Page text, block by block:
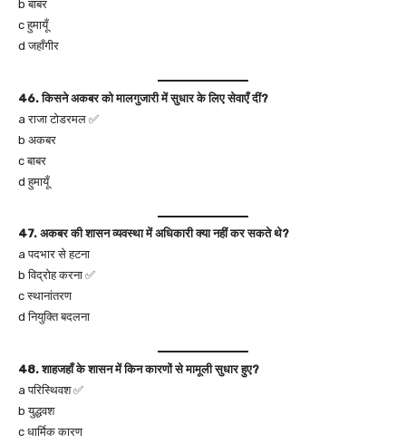
b बाबर
c हुमायूँ
d जहाँगीर
46. किसने अकबर को मालगुजारी में सुधार के लिए सेवाएँ दीं?
a राजा टोडरमल ✅
b अकबर
c बाबर
d हुमायूँ
47. अकबर की शासन व्यवस्था में अधिकारी क्या नहीं कर सकते थे?
a पदभार से हटना
b विद्रोह करना ✅
c स्थानांतरण
d नियुक्ति बदलना
48. शाहजहाँ के शासन में किन कारणों से मामूली सुधार हुए?
a परिस्थिवश ✅
b युद्धवश
c धार्मिक कारण